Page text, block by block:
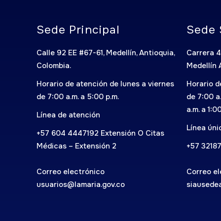
Sede Principal
Calle 92 EE #67-61, Medellín, Antioquia,
Colombia.
Horario de atención de lunes a viernes
de 7:00 a.m. a 5:00 p.m.
Línea de atención
+57 604 4447192 Extensión O Citas
Médicas – Extensión 2
Correo electrónico
usuarios@lamaria.gov.co
Sede
Carrera
Medellín
Horario
de 7:00
a.m. a
Línea
+57
Correo